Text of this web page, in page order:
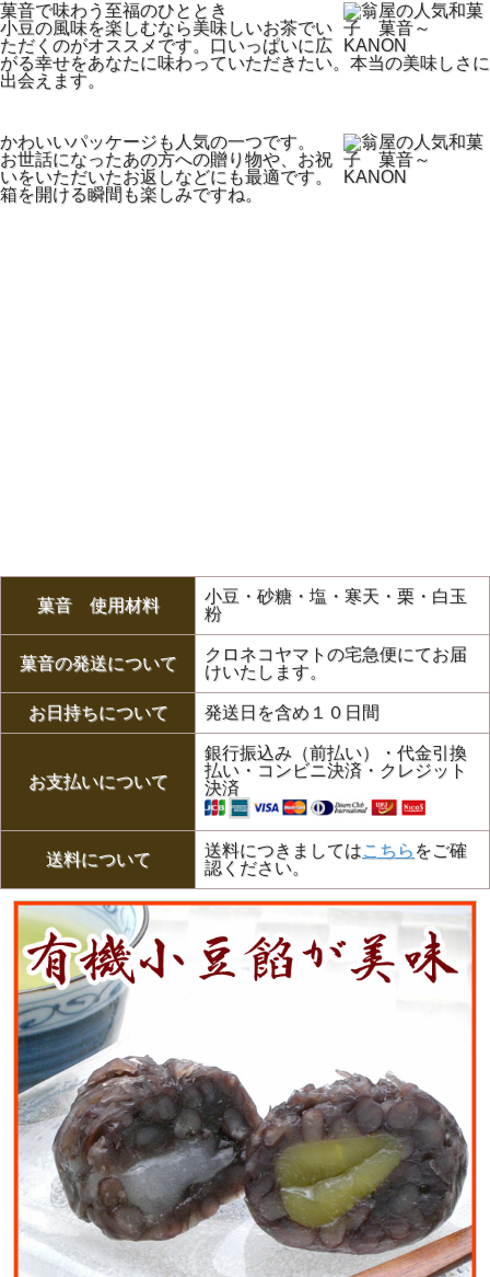
菓音で味わう至福のひととき
小豆の風味を楽しむなら美味しいお茶でい
ただくのがオススメです。口いっぱいに広
がる幸せをあなたに味わっていただきたい。本当の美味しさに
出会えます。
かわいいパッケージも人気の一つです。
お世話になったあの方への贈り物や、お祝
いをいただいたお返しなどにも最適です。
箱を開ける瞬間も楽しみですね。
菓音 使用材料
小豆・砂糖・塩・寒天・栗・白玉
粉
菓音の発送について
クロネコヤマトの宅急便にてお届
けいたします。
お日持ちについて 発送日を含め１０日間
お支払いについて
銀行振込み（前払い）・代金引換
払い・コンビニ決済・クレジット
決済
送料について 送料につきましてはこちら をご確
認ください。